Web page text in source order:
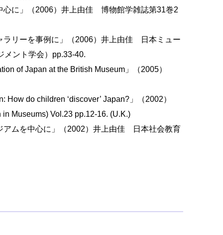
心に」（2006）井上由佳 博物館学雑誌第31巻2
ラリーを事例に」（2006）井上由佳 日本ミュー
メント学会）pp.33-40.
of Japan at the British Museum」（2005）
do children ‘discover’ Japan?」（2002）
Museums) Vol.23 pp.12-16. (U.K.)
ムを中心に」（2002）井上由佳 日本社会教育